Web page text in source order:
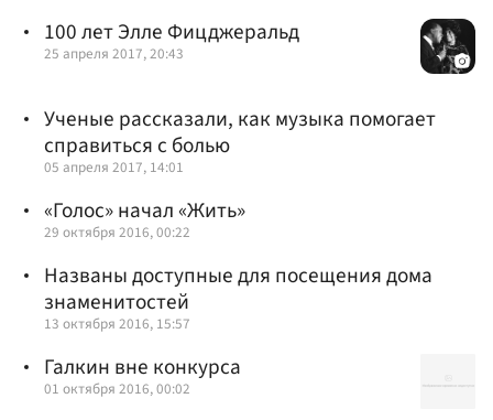
100 лет Элле Фицджеральд
25 апреля 2017, 20:43
Ученые рассказали, как музыка помогает
справиться с болью
05 апреля 2017, 14:01
«Голос» начал «Жить»
29 октября 2016, 00:22
Названы доступные для посещения дома
знаменитостей
13 октября 2016, 15:57
Галкин вне конкурса
01 октября 2016, 00:02